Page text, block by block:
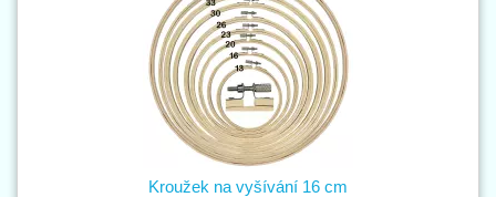
Kroužek na vyšívání 16 cm